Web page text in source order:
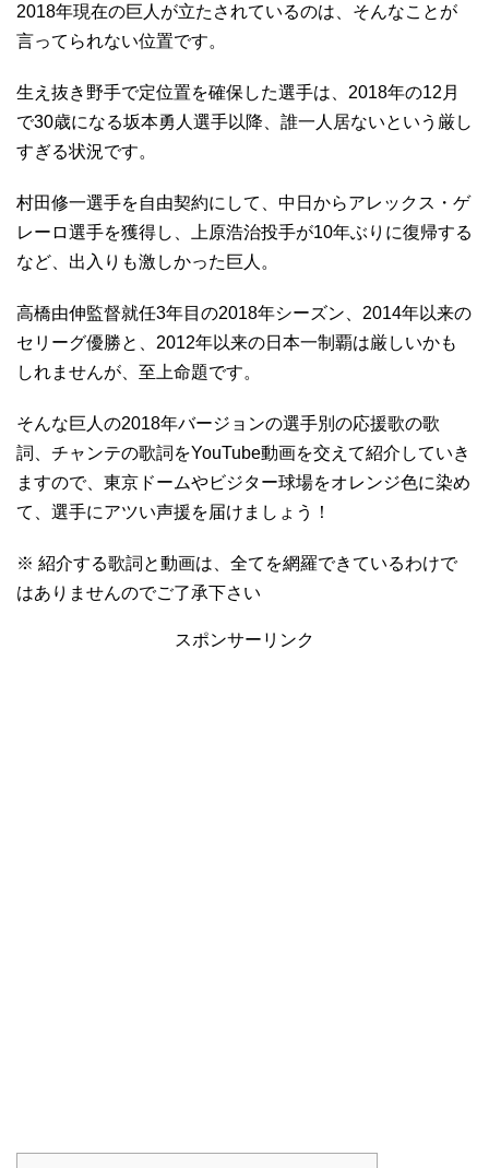
2018年現在の巨人が立たされているのは、そんなことが
言ってられない位置です。
生え抜き野手で定位置を確保した選手は、2018年の12月
で30歳になる坂本勇人選手以降、誰一人居ないという厳し
すぎる状況です。
村田修一選手を自由契約にして、中日からアレックス・ゲ
レーロ選手を獲得し、上原浩治投手が10年ぶりに復帰する
など、出入りも激しかった巨人。
高橋由伸監督就任3年目の2018年シーズン、2014年以来の
セリーグ優勝と、2012年以来の日本一制覇は厳しいかも
しれませんが、至上命題です。
そんな巨人の2018年バージョンの選手別の応援歌の歌
詞、チャンテの歌詞をYouTube動画を交えて紹介していき
ますので、東京ドームやビジター球場をオレンジ色に染め
て、選手にアツい声援を届けましょう！
※ 紹介する歌詞と動画は、全てを網羅できているわけで
はありませんのでご了承下さい
スポンサーリンク